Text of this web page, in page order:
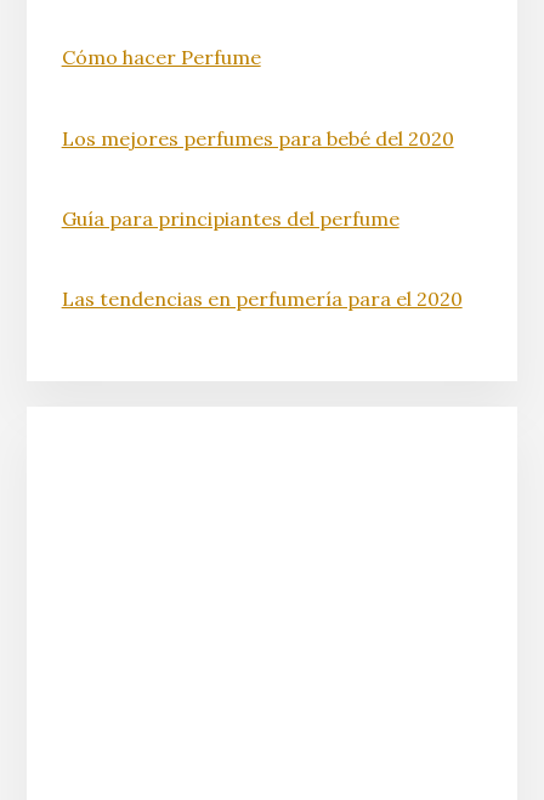
Cómo hacer Perfume
Los mejores perfumes para bebé del 2020
Guía para principiantes del perfume
Las tendencias en perfumería para el 2020